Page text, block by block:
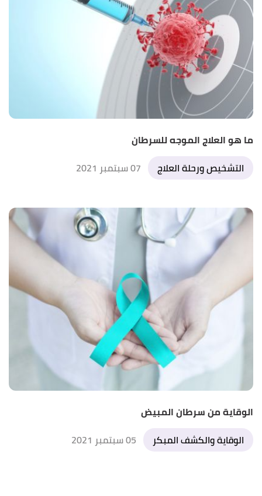
ما هو العلاج الموجه للسرطان
التشخيص ورحلة العلاج
07 سبتمبر 2021
الوقاية من سرطان المبيض
الوقاية والكشف المبكر
05 سبتمبر 2021